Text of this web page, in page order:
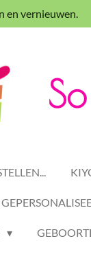
en vernieuwen.